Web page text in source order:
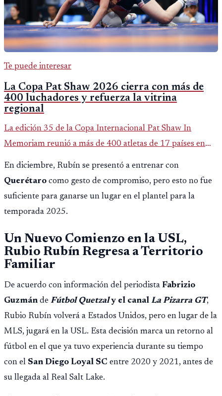
Te puede interesar
La Copa Pat Shaw 2026 cierra con más de
400 luchadores y refuerza la vitrina
regional
La edición 35 de la Copa Internacional Pat Shaw In
Memoriam reunió a más de 400 atletas de 17 países en
Guatemala y dejó una participación destacada de la
delegación nacional, según el balance oficial de CDAG.
En diciembre, Rubín se presentó a entrenar con
Querétaro como gesto de compromiso, pero esto no fue
suficiente para ganarse un lugar en el plantel para la
temporada 2025.
Un Nuevo Comienzo en la USL,
Rubio Rubín Regresa a Territorio
Familiar
De acuerdo con información del periodista Fabrizio
Guzmán de Fútbol Quetzaly el canal La Pizarra GT,
Rubio Rubín volverá a Estados Unidos, pero en lugar de la
MLS, jugará en la USL. Esta decisión marca un retorno al
fútbol en el que ya tuvo experiencia durante su tiempo
con el San Diego Loyal SC entre 2020 y 2021, antes de
su llegada al Real Salt Lake.